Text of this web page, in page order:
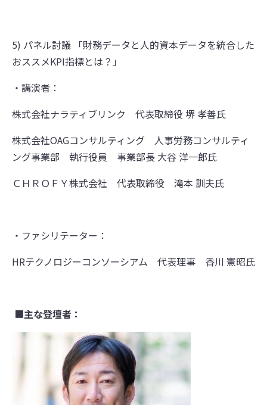
5) パネル討議 「財務データと人的資本データを統合した
おススメKPI指標とは？」
・講演者：
株式会社ナラティブリンク 代表取締役 堺 孝善氏
株式会社OAGコンサルティング 人事労務コンサルティ
ング事業部 執行役員 事業部長 大谷 洋一郎氏
ＣＨＲＯＦＹ株式会社 代表取締役 滝本 訓夫氏
・ファシリテーター：
HRテクノロジーコンソーシアム 代表理事 香川 憲昭氏
■主な登壇者：